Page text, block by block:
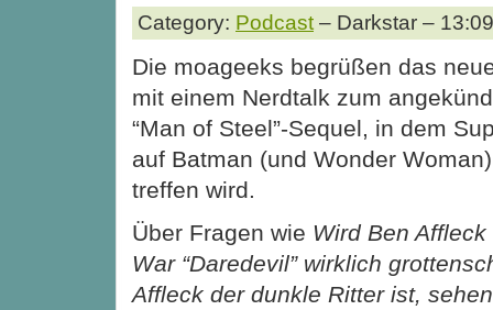
Category: Podcast – Darkstar – 13:09
Die moageeks begrüßen das
mit einem Nerdtalk zum
“Man of Steel”-Sequel, in dem
auf Batman (und Wonder Woman)
treffen wird.
Über Fragen wie Wird Ben
War “Daredevil” wirklich
Affleck der dunkle Ritter ist,